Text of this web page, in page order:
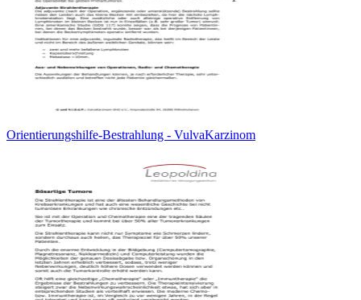
Orientierungshilfe-Bestrahlung - VulvaKarzinom